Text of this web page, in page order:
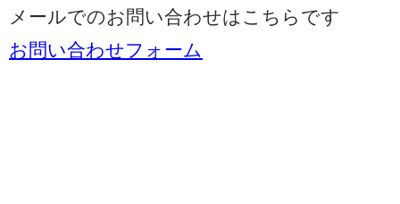
メールでのお問い合わせはこちらです
お問い合わせフォーム